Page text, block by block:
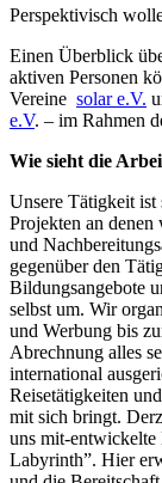
Perspektivisch
Einen Überblick
aktiven Personen
Vereine solar e.V.
e.V. – im Rahmen
Wie sieht die
Unsere Tätigkeit ist
Projekten an
und
gegenüber den
Bildungsangebote
selbst um. Wir
und Werbung bis
Abrechnung alles
international
Reisetätigkeiten
mit sich bringt.
uns mit-
Labyrinth”. Hier